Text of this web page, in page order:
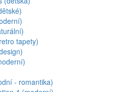
tapety)
- romantika)